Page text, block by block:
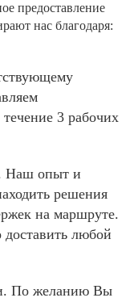
предоставление
нас благодаря:
3 рабочих
Наш опыт и
решения
на маршруте.
любой
По желанию Вы